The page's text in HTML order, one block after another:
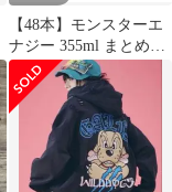
【48本】モンスターエ
ナジー 355ml まとめ売
り【賞味期限2028年1
月】